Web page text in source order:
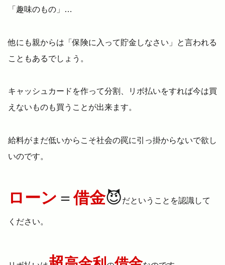
「趣味のもの」…
他にも親からは「保険に入って貯金しなさい」と言われる
こともあるでしょう。
キャッシュカードを作って分割、リボ払いをすれば今は買
えないものも買うことが出来ます。
給料がまだ低いからこそ社会の罠に引っ掛からないで欲し
いのです。
ローン ＝借金😈だということを認識して
ください。